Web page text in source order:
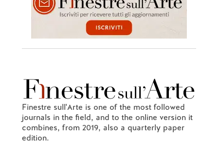
Finestre sull'Arte is one of the most followed
journals in the field, and to the online version it
combines, from 2019, also a quarterly paper
edition.